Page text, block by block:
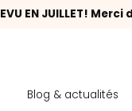
EN JUILLET!
Blog & actualités